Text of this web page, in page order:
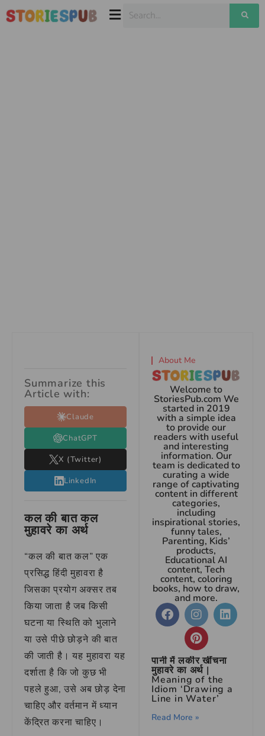
Summarize this
Article with:
Claude
ChatGPT
X (Twitter)
LinkedIn
कल की बात कल
मुहावरे का अर्थ
“कल की बात कल” एक
प्रसिद्ध हिंदी मुहावरा है
जिसका प्रयोग अक्सर तब
किया जाता है जब किसी
घटना या स्थिति को भुलाने
या उसे पीछे छोड़ने की बात
की जाती है। यह मुहावरा यह
दर्शाता है कि जो कुछ भी
पहले हुआ, उसे अब छोड़ देना
चाहिए और वर्तमान में ध्यान
केंद्रित करना चाहिए।
About Me
Welcome to
StoriesPub.com We
started in 2019
with a simple idea
to provide our
readers with useful
and interesting
information. Our
team is dedicated to
curating a wide
range of captivating
content in different
categories,
including
inspirational stories,
funny tales,
Parenting, Kids’
products,
Educational AI
content, Tech
content, coloring
books, how to draw,
and more.
पानी में लकीर खींचना
मुहावरे का अर्थ |
Meaning of the
Idiom ‘Drawing a
Line in Water’
Read More »